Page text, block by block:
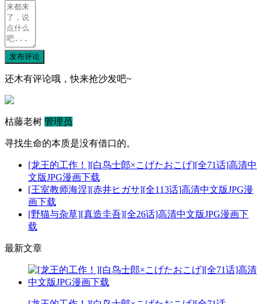
发布评论
还木有评论哦，快来抢沙发吧~
枯藤老树 管理员
寻找生命的本质是没有借口的。
[龙王的工作！][白鸟士郎×こげたおこげ][全71话]高清中
文版JPG漫画下载
[王室教师海涅][赤井ヒガサ][全113话]高清中文版JPG漫
画下载
[野猫与杂草][真造圭吾][全26话]高清中文版JPG漫画下
载
最新文章